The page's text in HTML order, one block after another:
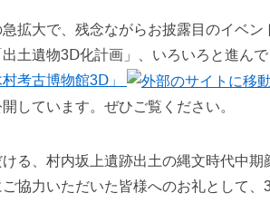
拡大で、残念ながらお披露目のイベン
土遺物3Ⅾ化計画」、いろいろと進んで
村考古博物館3Ⅾ」
しています。ぜひご覧ください。
る、村内坂上遺跡出土の縄文時代中期
協力いただいた皆様へのお礼として